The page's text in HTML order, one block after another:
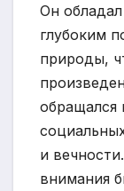
Он
глубоким
природы,
обращался
и
внимания